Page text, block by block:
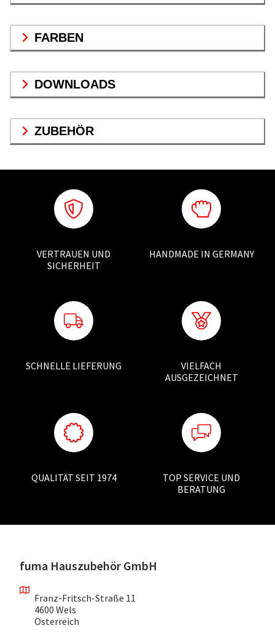
FARBEN
DOWNLOADS
ZUBEHÖR
VERTRAUEN UND
SICHERHEIT
HANDMADE IN GERMANY
SCHNELLE LIEFERUNG
VIELFACH
AUSGEZEICHNET
QUALITÄT SEIT 1974
TOP SERVICE UND
BERATUNG
fuma Hauszubehör GmbH
Franz-Fritsch-Straße 11
4600 Wels
Österreich